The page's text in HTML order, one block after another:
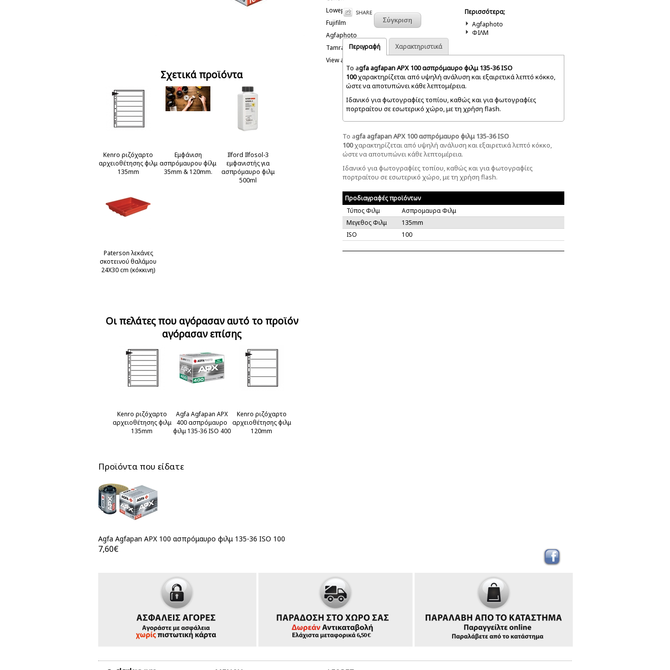
Lowepro
Fujifilm
Agfaphoto
Tamrac
View all
Σχετικά προϊόντα
Kenro ριζόχαρτο
αρχειοθέτησης φιλμ
135mm
Εμφάνιση
ασπρόμαυρου φίλμ
35mm & 120mm.
Ilford Ilfosol-3
εμφανιστής για
ασπρόμαυρο φιλμ
500ml
Paterson λεκάνες
σκοτεινού θαλάμου
24Χ30 cm (κόκκινη)
Οι πελάτες που αγόρασαν αυτό το προϊόν
αγόρασαν επίσης
Kenro ριζόχαρτο
αρχειοθέτησης φιλμ
135mm
Agfa Agfapan APX
400 ασπρόμαυρο
φιλμ 135-36 ISO 400
Kenro ριζόχαρτο
αρχειοθέτησης φιλμ
120mm
Περισσότερα;
Agfaphoto
ΦΙΛΜ
Περιγραφή
Χαρακτηριστικά
Το agfa agfapan APX 100 ασπρόμαυρο φιλμ 135-36 ISO
100χαρακτηρίζεται από υψηλή ανάλυση και εξαιρετικά λεπτό κόκκο,
ώστε να αποτυπώνει κάθε λεπτομέρεια.
Ιδανικό για φωτογραφίες τοπίου, καθώς και για φωτογραφίες
πορτραίτου σε εσωτερικό χώρο, με τη χρήση flash.
Το agfa agfapan APX 100 ασπρόμαυρο φιλμ 135-36 ISO
100χαρακτηρίζεται από υψηλή ανάλυση και εξαιρετικά λεπτό κόκκο,
ώστε να αποτυπώνει κάθε λεπτομέρεια.
Ιδανικό για φωτογραφίες τοπίου, καθώς και για φωτογραφίες
πορτραίτου σε εσωτερικό χώρο, με τη χρήση flash.
Προδιαγραφές προϊόντων
Τύπος Φιλμ
Ασπρομαυρα Φιλμ
Μεγεθος Φιλμ
135mm
ISO
100
Προϊόντα που είδατε
Agfa Agfapan APX 100 ασπρόμαυρο φιλμ 135-36 ISO 100
7,60€